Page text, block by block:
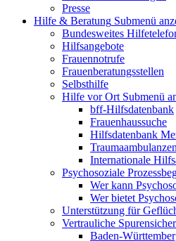
Presse
Hilfe & Beratung Submenü
Bundesweites
Hilfsangebote
Frauennotrufe
Frauenberatungsstellen
Selbsthilfe
Hilfe vor Ort Submenü
bff-Hilfsdatenbank
Frauenhaussuche
Hilfsdatenbank
Traumaambulanzen
Internationale
Psychosoziale
Wer kann
Wer bietet
Unterstützung für
Vertrauliche
Baden-